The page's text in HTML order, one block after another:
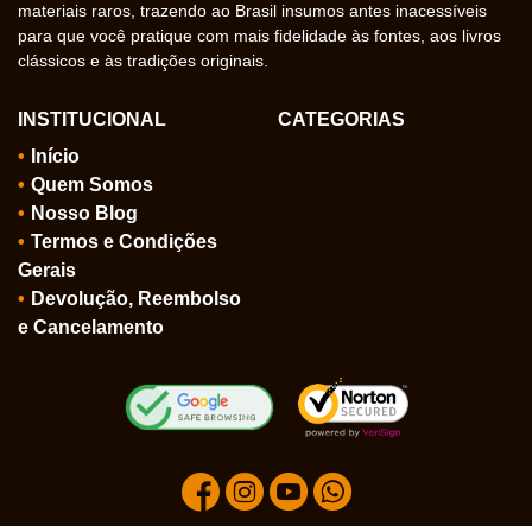
materiais raros, trazendo ao Brasil insumos antes inacessíveis
para que você pratique com mais fidelidade às fontes, aos livros
clássicos e às tradições originais.
INSTITUCIONAL
Início
Quem Somos
Nosso Blog
Termos e Condições
Gerais
Devolução, Reembolso
e Cancelamento
CATEGORIAS